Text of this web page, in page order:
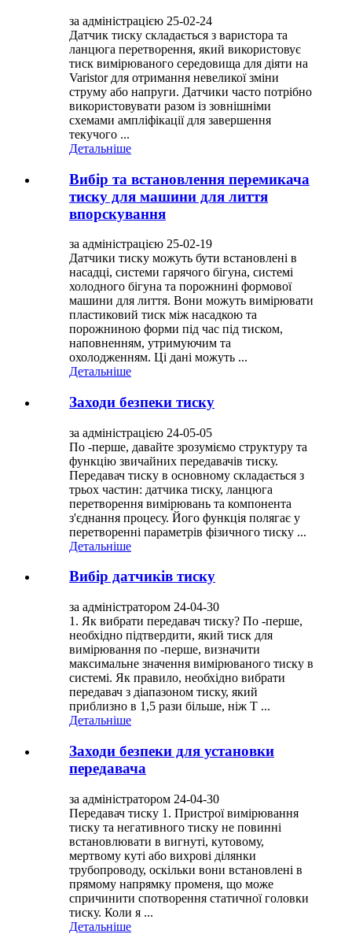
за адміністрацією 25-02-24
Датчик тиску складається з варистора та
ланцюга перетворення, який використовує
тиск вимірюваного середовища для діяти на
Varistor для отримання невеликої зміни
струму або напруги. Датчики часто потрібно
використовувати разом із зовнішніми
схемами ампліфікації для завершення
текучого ...
Детальніше
Вибір та встановлення перемикача
тиску для машини для лиття
впорскування
за адміністрацією 25-02-19
Датчики тиску можуть бути встановлені в
насадці, системи гарячого бігуна, системі
холодного бігуна та порожнині формової
машини для лиття. Вони можуть вимірювати
пластиковий тиск між насадкою та
порожниною форми під час під тиском,
наповненням, утримуючим та
охолодженням. Ці дані можуть ...
Детальніше
Заходи безпеки тиску
за адміністрацією 24-05-05
По -перше, давайте зрозуміємо структуру та
функцію звичайних передавачів тиску.
Передавач тиску в основному складається з
трьох частин: датчика тиску, ланцюга
перетворення вимірювань та компонента
з'єднання процесу. Його функція полягає у
перетворенні параметрів фізичного тиску ...
Детальніше
Вибір датчиків тиску
за адміністратором 24-04-30
1. Як вибрати передавач тиску? По -перше,
необхідно підтвердити, який тиск для
вимірювання по -перше, визначити
максимальне значення вимірюваного тиску в
системі. Як правило, необхідно вибрати
передавач з діапазоном тиску, який
приблизно в 1,5 рази більше, ніж Т ...
Детальніше
Заходи безпеки для установки
передавача
за адміністратором 24-04-30
Передавач тиску 1. Пристрої вимірювання
тиску та негативного тиску не повинні
встановлювати в вигнуті, кутовому,
мертвому куті або вихрові ділянки
трубопроводу, оскільки вони встановлені в
прямому напрямку променя, що може
спричинити спотворення статичної головки
тиску. Коли я ...
Детальніше